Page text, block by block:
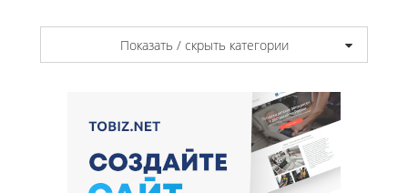
Показать / скрыть категории